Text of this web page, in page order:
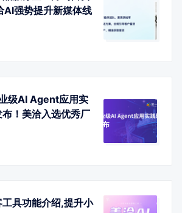
强势提升新媒体线
级AI Agent应用实
！美洽入选优秀厂
具功能介绍,提升小